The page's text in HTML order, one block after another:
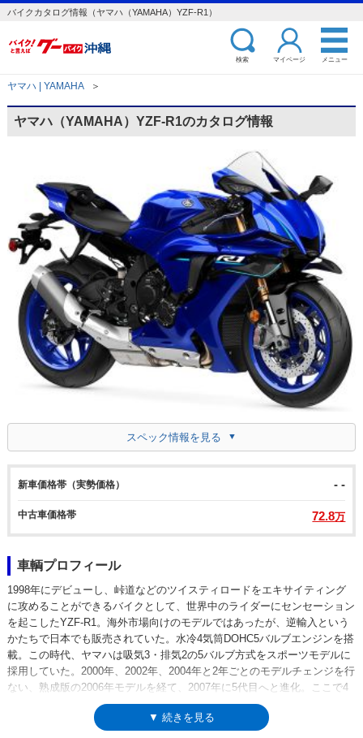
バイクカタログ情報（ヤマハ（YAMAHA）YZF-R1）
検索 マイページ メニュー
ヤマハ | YAMAHA ＞
ヤマハ（YAMAHA）YZF-R1のカタログ情報
スペック情報を見る
新車価格帯（実勢価格） - -
中古車価格帯 72.8万
車輌プロフィール
1998年にデビューし、峠道などのツイスティロードをエキサイティング
に攻めることができるバイクとして、世界中のライダーにセンセーション
を起こしたYZF-R1。海外市場向けのモデルではあったが、逆輸入という
かたちで日本でも販売されていた。水冷4気筒DOHC5バルブエンジンを搭
載。この時代、ヤマハは吸気3・排気2の5バルブ方式をスポーツモデルに
採用していた。2000年、2002年、2004年と2年ごとのモデルチェンジを行
ない、熟成版の2006年モデルを経て、2007年に5代目へと進化。ここで4
バルブエンジンを得て、6代目（2009年）では「クロスプレーンコンセプ
ト」によるクランクを採用し、2012年にマイナーチェンジを受けた。
▼ 続きを見る